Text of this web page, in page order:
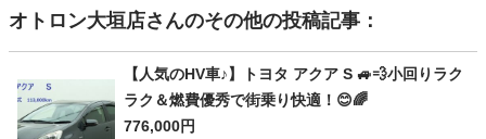
オトロン大垣店さんのその他の投稿記事：
【人気のHV車♪】トヨタ アクア S 🚙💨小回りラク
ラク＆燃費優秀で街乗り快適！😊🌈
776,000円